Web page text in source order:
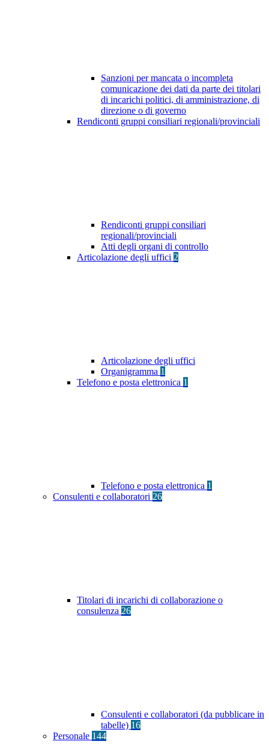
Sanzioni per mancata o incompleta
comunicazione dei dati da parte dei titolari
di incarichi politici, di amministrazione, di
direzione o di governo
Rendiconti gruppi consiliari regionali/provinciali
Rendiconti gruppi consiliari
regionali/provinciali
Atti degli organi di controllo
Articolazione degli uffici 2
Articolazione degli uffici
Organigramma 1
Telefono e posta elettronica 1
Telefono e posta elettronica 1
Consulenti e collaboratori 26
Titolari di incarichi di collaborazione o
consulenza 26
Consulenti e collaboratori (da pubblicare in
tabelle) 16
Personale 144